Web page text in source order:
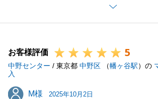
途中、お住み替えのスケジュールに合
様にいろいろと早急にご対応頂けたお
す。誠にありがとうございました。
ざいましたらお気軽にお申し付けくだ
お客様評価 5
中野センター / 東京都 中野区 （幡ヶ谷駅）の
入
M様
M様 2025年10月2日